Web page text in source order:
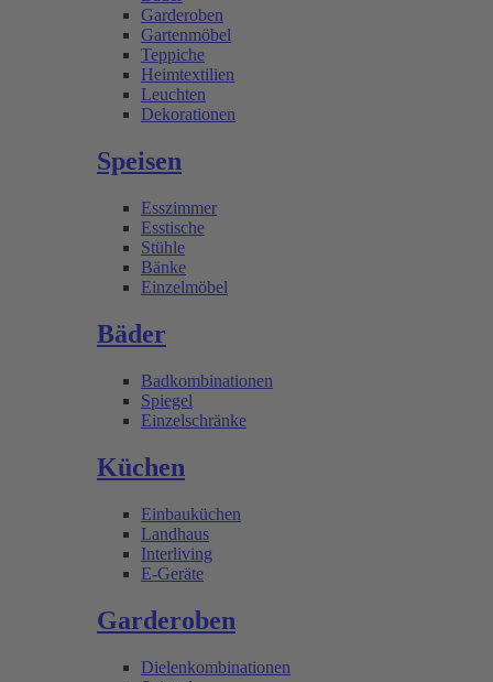
Garderoben
Gartenmöbel
Teppiche
Heimtextilien
Leuchten
Dekorationen
Speisen
Esszimmer
Esstische
Stühle
Bänke
Einzelmöbel
Bäder
Badkombinationen
Spiegel
Einzelschränke
Küchen
Einbauküchen
Landhaus
Interliving
E-Geräte
Garderoben
Dielenkombinationen